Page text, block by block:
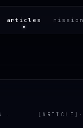
articles mission
TOP 5 SKIS ALL‑MOUNTAIN EXPERTS 2025–26 — GUIDE [ ARTICLE ] ·